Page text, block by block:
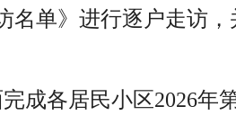
名单》进行逐户走访
成各居民小区2026年